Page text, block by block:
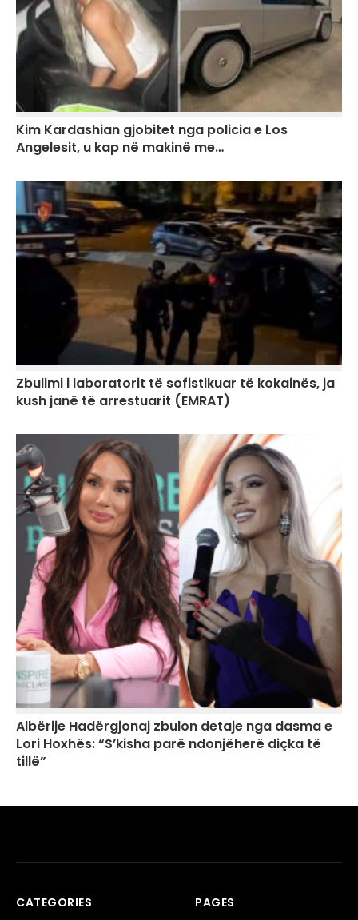
Kim Kardashian gjobitet nga policia e Los
Angelesit, u kap në makinë me…
Zbulimi i laboratorit të sofistikuar të kokainës, ja
kush janë të arrestuarit (EMRAT)
Albërije Hadërgjonaj zbulon detaje nga dasma e
Lori Hoxhës: “S’kisha parë ndonjëherë diçka të
tillë”
CATEGORIES PAGES